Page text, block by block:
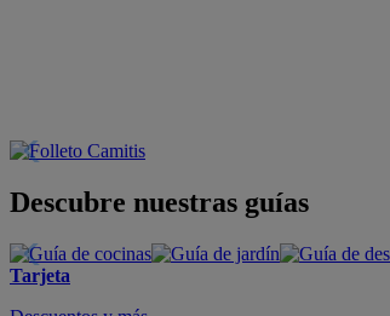
Descubre nuestras guías
Tarjeta